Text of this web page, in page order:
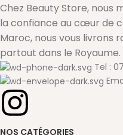
Chez Beauty Store, nous
la confiance au cœur de
Maroc, nous vous livrons
partout dans le Royaume.
Tel :
NOS CATÉGORIES